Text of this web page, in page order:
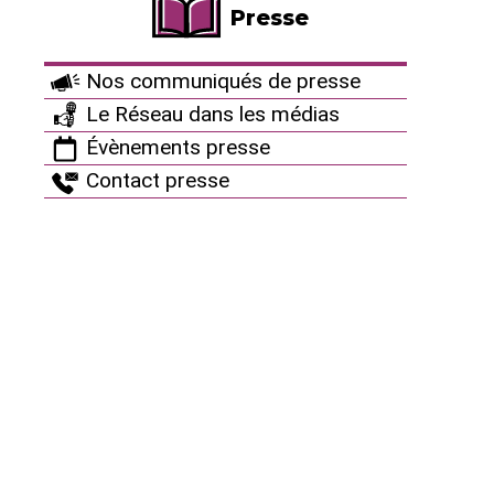
Presse
Nos communiqués de presse
Le Réseau dans les médias
Évènements presse
Contact presse
Depuis plus de 20 ans Le Réseau "Sortir du